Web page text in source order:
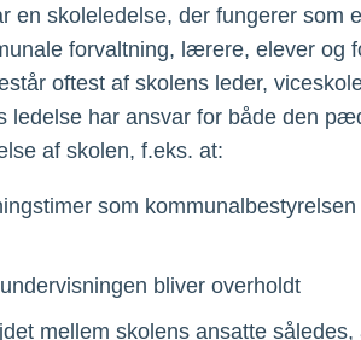
en skoleledelse, der fungerer som
forvaltning, lærere, elever og
oftest af skolens leder,
ledelse har ansvar for både den
af skolen, f.eks. at:
som
bliver overholdt
mellem skolens ansatte